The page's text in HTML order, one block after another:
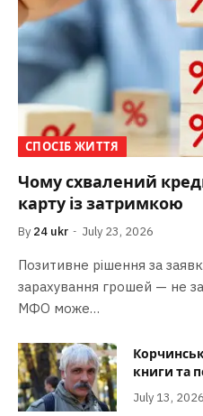
СПОСІБ ЖИТТЯ
Чому схвалений
карту із затримкою
By 24 ukr July 23, 2026
Позитивне рішення за
зарахування грошей — не
МФО може…
книги та
July 13, 2026